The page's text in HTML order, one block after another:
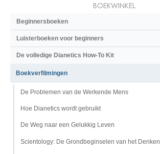
BOEKWINKEL
Beginnersboeken
Luisterboeken voor beginners
De volledige Dianetics How-To Kit
Boekverfilmingen
De Problemen van de Werkende Mens
Hoe Dianetics wordt gebruikt
De Weg naar een Gelukkig Leven
Scientology: De Grondbeginselen van het Denken